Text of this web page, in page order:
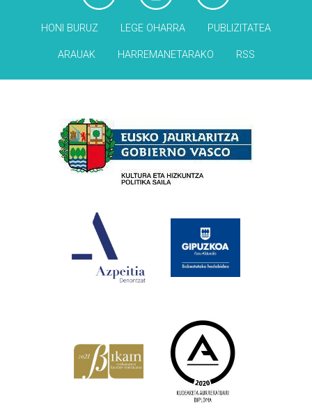
HONI BURUZ LEGE OHARRA PUBLIZITATEA
ARAUAK HARREMANETARAKO RSS